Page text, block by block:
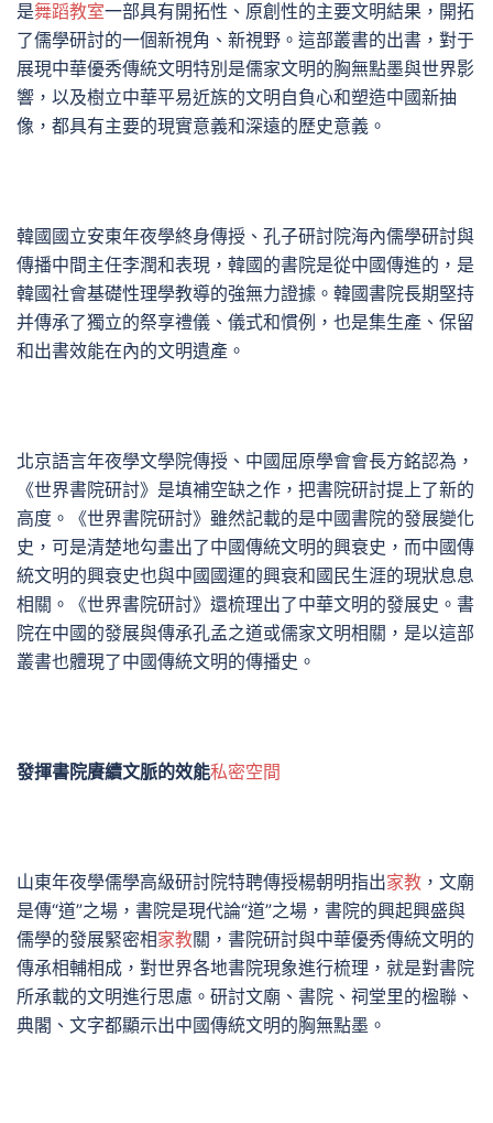
是舞蹈教室一部具有開拓性、原創性的主要文明結果，開拓
了儒學研討的一個新視角、新視野。這部叢書的出書，對于
展現中華優秀傳統文明特別是儒家文明的胸無點墨與世界影
響，以及樹立中華平易近族的文明自負心和塑造中國新抽
像，都具有主要的現實意義和深遠的歷史意義。
韓國國立安東年夜學終身傳授、孔子研討院海內儒學研討與
傳播中間主任李潤和表現，韓國的書院是從中國傳進的，是
韓國社會基礎性理學教導的強無力證據。韓國書院長期堅持
并傳承了獨立的祭享禮儀、儀式和慣例，也是集生產、保留
和出書效能在內的文明遺產。
北京語言年夜學文學院傳授、中國屈原學會會長方銘認為，
《世界書院研討》是填補空缺之作，把書院研討提上了新的
高度。《世界書院研討》雖然記載的是中國書院的發展變化
史，可是清楚地勾畫出了中國傳統文明的興衰史，而中國傳
統文明的興衰史也與中國國運的興衰和國民生涯的現狀息息
相關。《世界書院研討》還梳理出了中華文明的發展史。書
院在中國的發展與傳承孔孟之道或儒家文明相關，是以這部
叢書也體現了中國傳統文明的傳播史。
發揮書院賡續文脈的效能私密空間
山東年夜學儒學高級研討院特聘傳授楊朝明指出家教 ，文廟
是傳“道”之場，書院是現代論“道”之場，書院的興起興盛與
儒學的發展緊密相家教關，書院研討與中華優秀傳統文明的
傳承相輔相成，對世界各地書院現象進行梳理，就是對書院
所承載的文明進行思慮。研討文廟、書院、祠堂里的楹聯、
典閣、文字都顯示出中國傳統文明的胸無點墨。